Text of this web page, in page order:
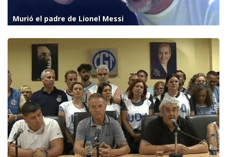
Murió el padre de Lionel Messi